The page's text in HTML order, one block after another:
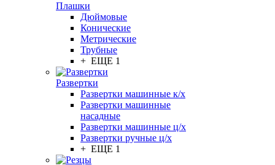
Плашки
Дюймовые
Конические
Метрические
Трубные
+ ЕЩЕ 1
Развертки
Развертки машинные к/х
Развертки машинные
насадные
Развертки машинные ц/х
Развертки ручные ц/х
+ ЕЩЕ 1